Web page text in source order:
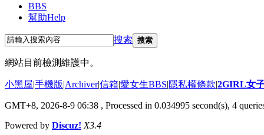
BBS
幫助Help
搜索 搜索
網站目前檢測維護中。
小黑屋|手機版|Archiver|信箱|愛女生BBS|隱私權條款|2GIRL女
GMT+8, 2026-8-9 06:38 , Processed in 0.034995 second(s), 4
Powered by Discuz! X3.4